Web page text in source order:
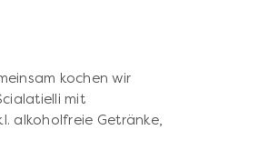
kochen wir
mit
alkoholfreie Getränke,